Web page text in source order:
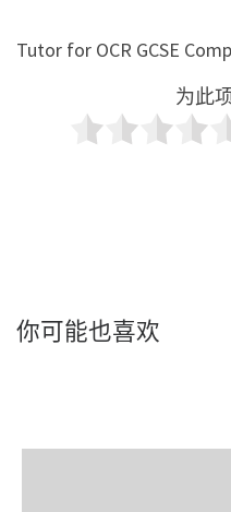
Tutor for OCR GCSE
为此
你可能也喜欢